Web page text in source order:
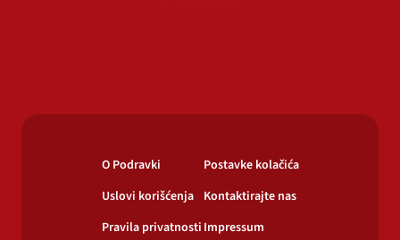
O Podravki
Uslovi korišćenja
Pravila privatnosti
Postavke kolačića
Kontaktirajte nas
Impressum